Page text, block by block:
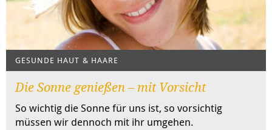
GESUNDE HAUT & HAARE
Die Sonne genießen – mit Vorsicht
So wichtig die Sonne für uns ist, so vorsichtig
müssen wir dennoch mit ihr umgehen.